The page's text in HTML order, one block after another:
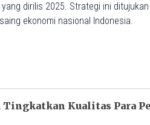
dirilis 2025. Strategi ini
ekonomi nasional Indonesia.
Kualitas Para